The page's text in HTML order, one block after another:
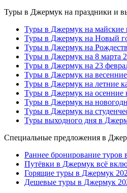
Туры в Джермук на праздники и
Туры в Джермук на майские
Туры в Джермук на Новый
Туры в Джермук на
Туры в Джермук на 8 марта
Туры в Джермук на 23
Туры в Джермук на
Туры в Джермук на летние
Туры в Джермук на осенние
Туры в Джермук на
Туры в Джермук на
Туры выходного дня в
Специальные предложения в
Раннее бронирование
Путёвки в Джермук всё
Горящие туры в Джермук
Дешевые туры в Джермук